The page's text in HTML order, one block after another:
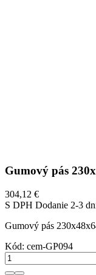
Gumový pás
304,12 €
S DPH Dodanie 2-3
Gumový pás
Kód: cem-GP094